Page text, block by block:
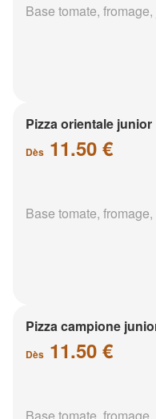
Base tomate,
Pizza orientale junior
Dès 11.50 €
Base tomate,
Pizza campione
Dès 11.50 €
Base tomate,